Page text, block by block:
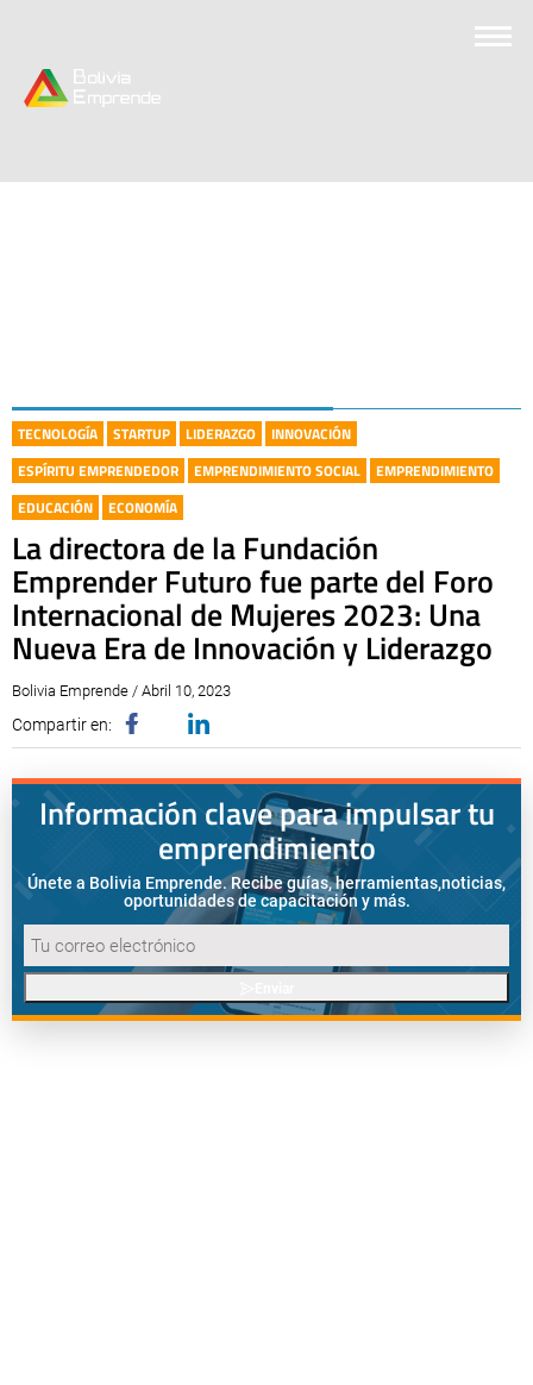
TECNOLOGÍA STARTUP LIDERAZGO
INNOVACIÓN
ESPÍRITU EMPRENDEDOR
EMPRENDIMIENTO SOCIAL
EMPRENDIMIENTO
EDUCACIÓN
ECONOMÍA
La directora de la Fundación
Emprender Futuro fue parte del Foro
Internacional de Mujeres 2023: Una
Nueva Era de Innovación y Liderazgo
Bolivia Emprende / Abril 10, 2023
Compartir en:
Información clave para impulsar tu
emprendimiento
Únete a Bolivia Emprende. Recibe guías, herramientas,noticias,
oportunidades de capacitación y más.